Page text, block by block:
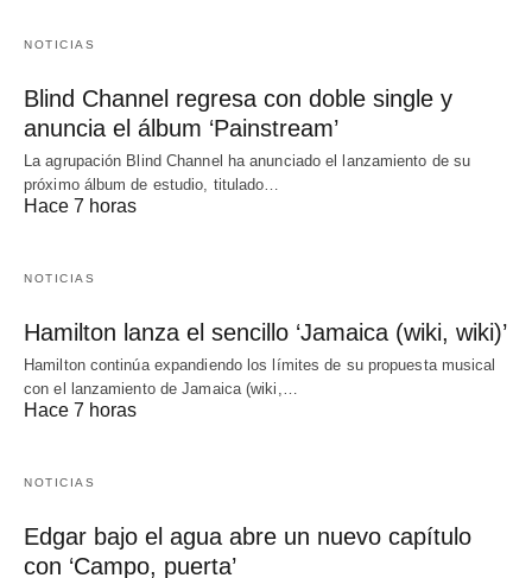
NOTICIAS
Blind Channel regresa con doble single y
anuncia el álbum ‘Painstream’
La agrupación Blind Channel ha anunciado el lanzamiento de su
próximo álbum de estudio, titulado…
Hace 7 horas
NOTICIAS
Hamilton lanza el sencillo ‘Jamaica (wiki, wiki)’
Hamilton continúa expandiendo los límites de su propuesta musical
con el lanzamiento de Jamaica (wiki,…
Hace 7 horas
NOTICIAS
Edgar bajo el agua abre un nuevo capítulo
con ‘Campo, puerta’